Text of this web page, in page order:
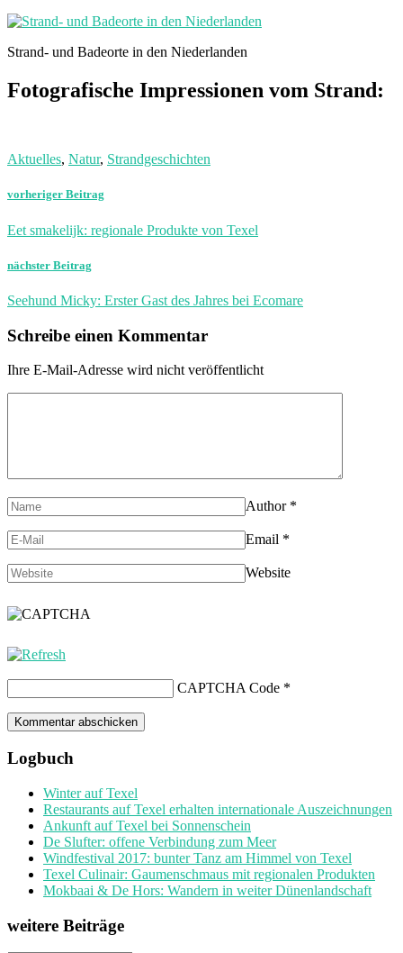
Strand- und Badeorte in den Niederlanden
Fotografische Impressionen vom Strand:
Aktuelles, Natur, Strandgeschichten
vorheriger Beitrag
Eet smakelijk: regionale Produkte von Texel
nächster Beitrag
Seehund Micky: Erster Gast des Jahres bei Ecomare
Schreibe einen Kommentar
Ihre E-Mail-Adresse wird nicht veröffentlicht
Author *
Email *
Website
CAPTCHA Code *
Logbuch
Winter auf Texel
Restaurants auf Texel erhalten internationale Auszeichnungen
Ankunft auf Texel bei Sonnenschein
De Slufter: offene Verbindung zum Meer
Windfestival 2017: bunter Tanz am Himmel von Texel
Texel Culinair: Gaumenschmaus mit regionalen Produkten
Mokbaai & De Hors: Wandern in weiter Dünenlandschaft
weitere Beiträge